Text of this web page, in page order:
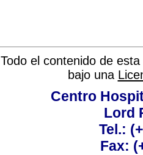
Todo el contenido de
bajo una
Centro
Lord
Tel.:
Fax: